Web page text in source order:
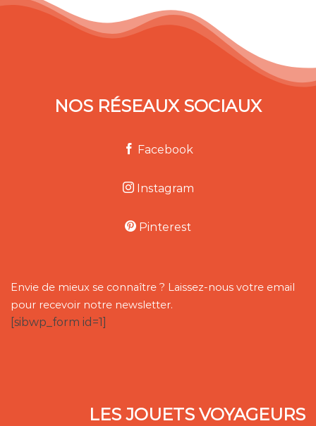
NOS RÉSEAUX SOCIAUX
Facebook
Instagram
Pinterest
Envie de mieux se connaître ? Laissez-nous votre email
pour recevoir notre newsletter.
[sibwp_form id=1]
LES JOUETS VOYAGEURS